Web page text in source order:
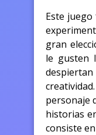
Este
gran
le gusten
personaje
historias
consiste